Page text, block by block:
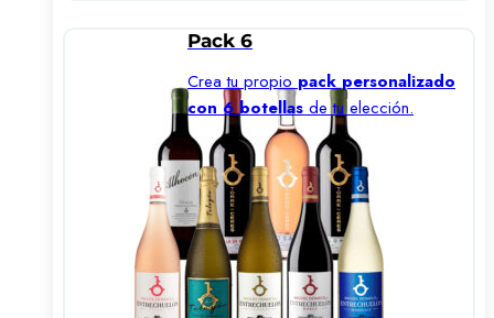
Pack 6
Crea tu propio pack personalizado
con 6 botellas de tu elección.